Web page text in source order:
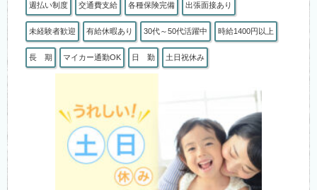
週払い制度 交通費支給 各種保険完備 出張面接あり
未経験者歓迎 有給休暇あり 30代～50代活躍中 時給1400円以上
長 期 マイカー通勤OK 日 勤 土日祝休み